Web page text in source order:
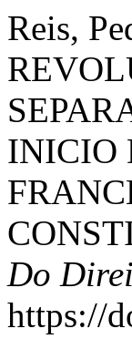
Reis,
INICIO
Do
https://